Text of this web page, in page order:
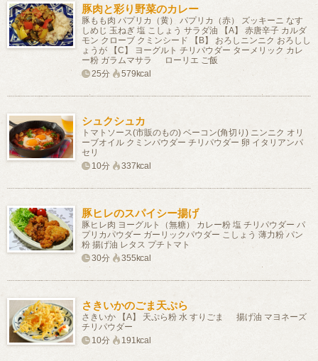
豚肉と彩り野菜のカレー
豚もも肉 パプリカ（黄） パプリカ（赤） ズッキーニ なす
しめじ 玉ねぎ 塩 こしょう サラダ油 【A】 赤唐辛子 カルダ
モン クローブ クミンシード 【B】 おろしニンニク おろしし
ょうが 【C】 ヨーグルト チリパウダー ターメリック カレ
ー粉 ガラムマサラ ローリエ ご飯
25分
579kcal
シュクシュカ
トマトソース(市販のもの) ベーコン(角切り) ニンニク オリ
ーブオイル クミンパウダー チリパウダー 卵 イタリアンパ
セリ
10分
337kcal
豚ヒレのスパイシー揚げ
豚ヒレ肉 ヨーグルト（無糖） カレー粉 塩 チリパウダー パ
プリカパウダー ガーリックパウダー こしょう 薄力粉 パン
粉 揚げ油 レタス プチトマト
30分
355kcal
さきいかのごま天ぷら
さきいか 【A】 天ぷら粉 水 すりごま 揚げ油 マヨネーズ
チリパウダー
10分
191kcal